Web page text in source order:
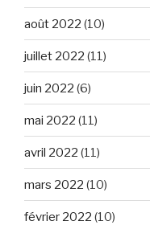
août 2022 (10)
juillet 2022 (11)
juin 2022 (6)
mai 2022 (11)
avril 2022 (11)
mars 2022 (10)
février 2022 (10)